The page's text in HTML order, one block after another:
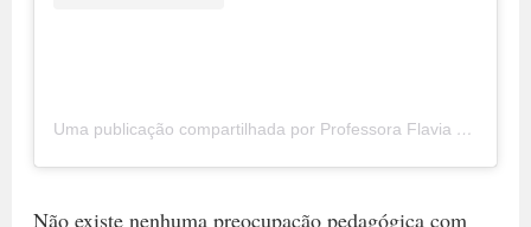
Uma publicação compartilhada por Professora Flavia (@flaviapstu)
Não existe nenhuma preocupação pedagógica com